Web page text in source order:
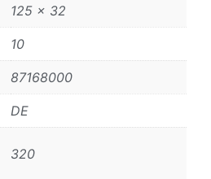
125 x 32
10
87168000
DE
320